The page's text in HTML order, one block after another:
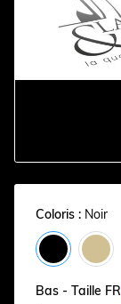
Coloris : Noir
Bas - Taille FR